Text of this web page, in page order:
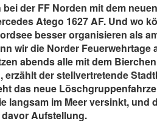
der FF Norden mit dem
Atego 1627 AF. Und wo
besser organisieren als
wir die Norder Feuerwehrtage
abends alle mit dem
erzählt der stellvertretende
das neue
langsam im Meer versinkt, und
Aufstellung.